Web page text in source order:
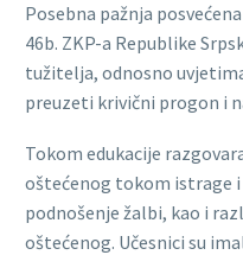
Posebna pažnja
46b. ZKP-a Republike
tužitelja, odnosno
preuzeti krivični progon i
Tokom edukacije
oštećenog tokom istrage
podnošenje žalbi, kao i
oštećenog. Učesnici su